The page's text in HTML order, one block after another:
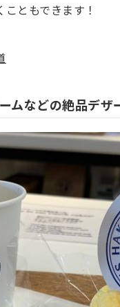
ともできます！
ムなどの絶品デザ